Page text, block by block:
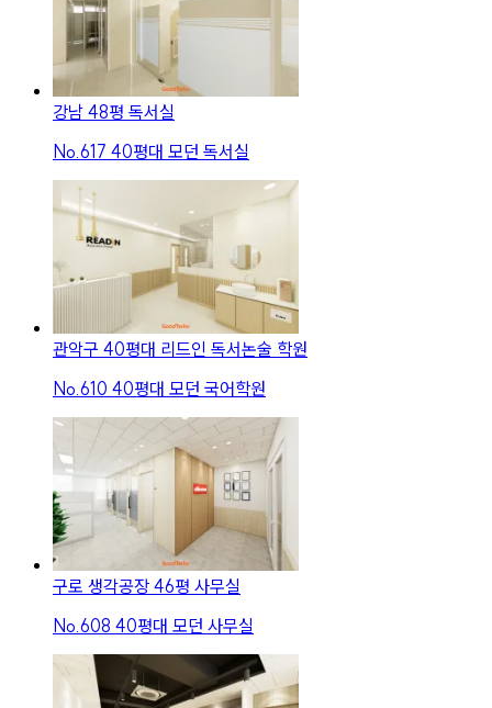
강남 48평 독서실
No. 617 40평대 모던 독서실
관악구 40평대 리드인 독서논술 학원
No. 610 40평대 모던 국어학원
구로 생각공장 46평 사무실
No. 608 40평대 모던 사무실